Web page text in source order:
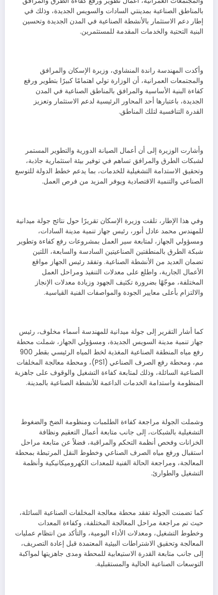
بالمناطق الصناعية بمدينتي السادات والسويس الجديدة، وذلك في
إطار دعم الاستثمار بالأنشطة الصناعية في المدن الجديدة وتحسين
البنية التحتية والخدمات المقدمة للمستثمرين.
وأكدت المهندسة راندة المنشاوي، وزيرة الإسكان والمرافق
والمجتمعات العمرانية، أن الوزارة تولي اهتمامًا كبيرًا بتطوير ورفع
كفاءة البنية الأساسية والمرافق بالمناطق الصناعية في المدن
الجديدة، باعتبارها أحد المحاور الرئيسية لدعم الاستثمار وتعزيز
القدرة التنافسية لتلك المناطق.
وأشارت الوزيرة إلى أن أعمال الصيانة الدورية والتطوير المستمر
لشبكات الطرق والمرافق تساهم في توفير بيئة استثمارية جاذبة،
وتحقيق الاستدامة التشغيلية للخدمات، بما يدعم خطط الدولة للتوسع
الصناعي والتنمية الاقتصادية ويوفر المزيد من فرص العمل.
وفي هذا الإطار، تلقت وزيرة الإسكان تقريرًا حول نتائج جولة ميدانية
للمهندس محمد عادل أنور، رئيس جهاز تنمية مدينة السادات،
ومسؤولي الجهاز، لمتابعة سير العمل بمشروعات رفع كفاءة وتطوير
شبكة الطرق بالمنطقتين الصناعيتين السادسة والسابعة، اللتين
تضمان العديد من الأنشطة الصناعية. وتفقد رئيس الجهاز مواقع
الأعمال الجارية، واطلع على معدلات التنفيذ ومراحل العمل
المختلفة، موجّهًا بضرورة تكثيف الجهود وزيادة معدلات الإنجاز
والالتزام بأعلى معايير الجودة والمواصفات الفنية القياسية.
كما أشار التقرير إلى جولة ميدانية للمهندسة أسماء مخلوف، رئيس
جهاز تنمية مدينة السويس الجديدة، ومسؤولي الجهاز، شملت محطة
رفع مياه المنطقة الصناعية المغذية لخط المياه الرئيسي بقطر 900
مم، ومحطة رفع الصرف الصناعي (PS1)، ومحطة معالجة المخلفات
الصناعية السائلة، وذلك لمتابعة كفاءة التشغيل والوقوف على جاهزية
المنظومة واستدامة الخدمات الداعمة للأنشطة الصناعية بالمدينة.
وشملت الجولة مراجعة كفاءة الطلمبات ومنظومة الضخ والضغوط
التشغيلية بالشبكات، إلى جانب متابعة أعمال التعقيم ونظافة
الخزانات وفحص أنظمة التحكم والمراقبة، فضلاً عن متابعة مراحل
استقبال ورفع مياه الصرف الصناعي وخطوط النقل المرتبطة بمحطة
المعالجة، ومراجعة الحالة الفنية للمعدات الكهروميكانيكية وأنظمة
التشغيل والطوارئ.
كما تضمنت الجولة تفقد محطة معالجة المخلفات الصناعية السائلة،
حيث تم مراجعة مراحل المعالجة المختلفة، وكفاءة المعدات
وخطوط التشغيل، ومعدلات الأداء اليومية، والتأكد من انتظام عمليات
المعالجة وتحقيق الاشتراطات البيئية المعتمدة قبل إعادة التصريف،
إلى جانب متابعة القدرة الاستيعابية للمحطة ومدى جاهزيتها لمواكبة
التوسعات الصناعية الحالية والمستقبلية.